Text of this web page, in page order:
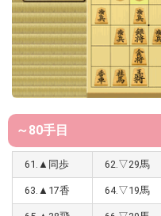
～80手目
61.▲同歩 62.▽29馬
63.▲17香 64.▽19馬